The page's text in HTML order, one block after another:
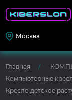
Москва
Главная
Компьютерные
Кресло детское